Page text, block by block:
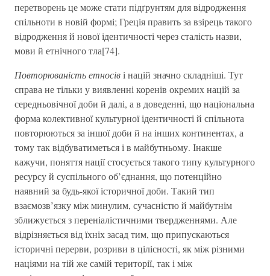
перетворень це може стати підґрунтям для відродження
спільноти в новій формі; Греція править за взірець такого
відродження й нової ідентичності через сталість назви,
мови й етнічного тла[74].
Повторюваність етносіві націй значно складніші. Тут
справа не тільки у виявленні коренів окремих націй за
середньовічної доби й далі, а в доведенні, що національна
форма колективної культурної ідентичності й спільнота
повторюються за іншої доби й на інших континентах, а
тому так відбуватиметься і в майбутньому. Інакше
кажучи, поняття нації стосується такого типу культурного
ресурсу й суспільного об’єднання, що потенційно
наявний за будь-якої історичної доби. Такий тип
взаємозв’язку між минулим, сучасністю й майбутнім
зближується з переніалістичними твердженнями. Але
відрізняється від їхніх засад тим, що припускаються
історичні перерви, розриви в цілісності, як між різними
націями на тій же самій території, так і між